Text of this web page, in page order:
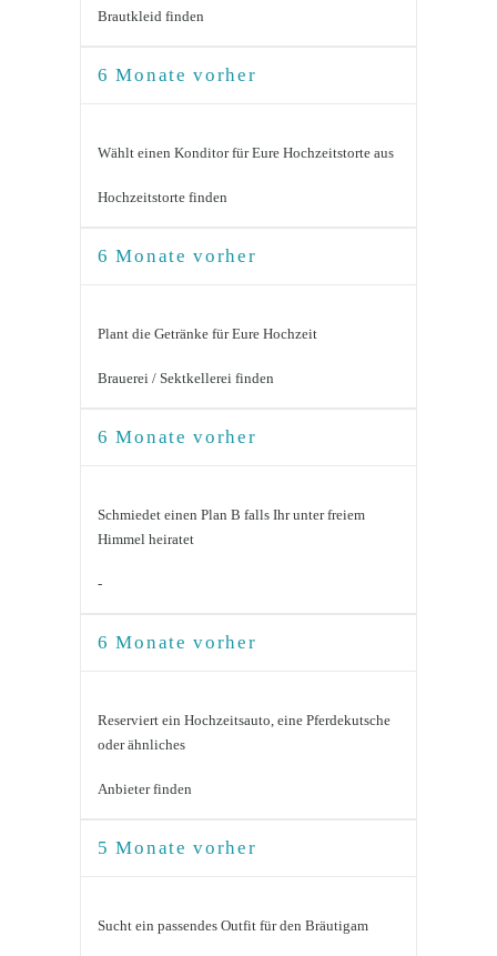
Brautkleid finden
6 Monate vorher
Wählt einen Konditor für Eure Hochzeitstorte aus
Hochzeitstorte finden
6 Monate vorher
Plant die Getränke für Eure Hochzeit
Brauerei / Sektkellerei finden
6 Monate vorher
Schmiedet einen Plan B falls Ihr unter freiem
Himmel heiratet
-
6 Monate vorher
Reserviert ein Hochzeitsauto, eine Pferdekutsche
oder ähnliches
Anbieter finden
5 Monate vorher
Sucht ein passendes Outfit für den Bräutigam